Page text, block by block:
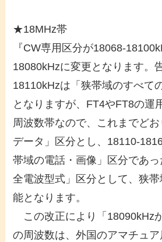
★18MHz帯
『CW専用区分が18068-
18080kHzに変更となります。
18110kHzは「狭帯域のすべて
となりますが、FT4やFT8の運
周波数帯なので、これまでど
データ」区分とし、18110-
帯域の電話・画像」区分であ
全電波型式」区分として、狭
能となります。
この改正により「18090kHz
の周波数は、外国のアマチュ